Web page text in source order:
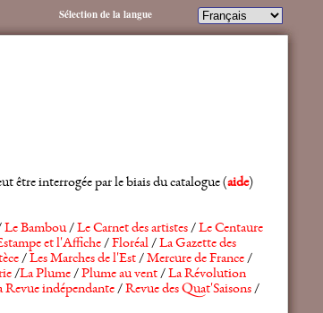
être interrogée par le biais du catalogue (aide)
Le Bambou/Le Carnet des artistes/Le Centaure
et l'Affiche/Floréal/La Gazette des
/Les Marches de l'Est/Mercure de France/
/La Plume/Plume au vent/La Révolution
Revue indépendante/Revue des Quat'Saisons/
Sélection de la langue